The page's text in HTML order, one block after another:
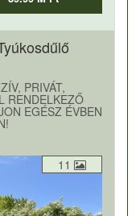
PRIVÁT,
RENDELKEZŐ
EGÉSZ ÉVBEN
11